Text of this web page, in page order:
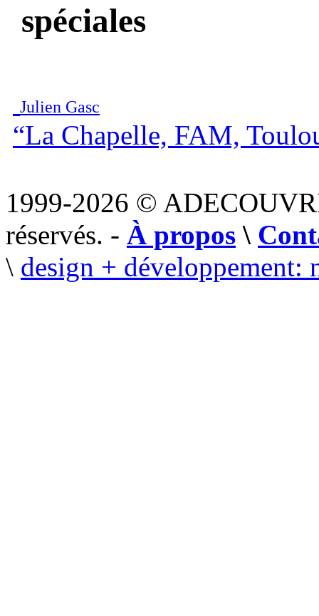
spéciales
Julien Gasc
“La Chapelle, FAM,
1999-2026 ©
réservés. - À propos \
\ design + développement: